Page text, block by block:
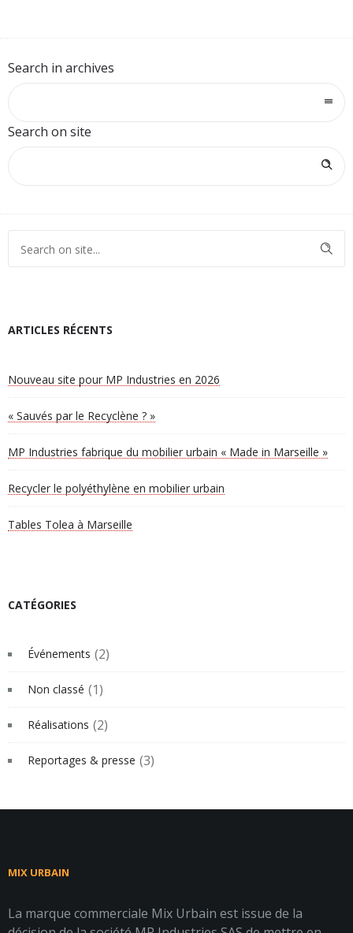
Search in archives
Search on site
ARTICLES RÉCENTS
Nouveau site pour MP Industries en 2026
« Sauvés par le Recyclène ? »
MP Industries fabrique du mobilier urbain « Made in Marseille »
Recycler le polyéthylène en mobilier urbain
Tables Tolea à Marseille
CATÉGORIES
Événements (2)
Non classé (1)
Réalisations (2)
Reportages & presse (3)
MIX URBAIN
La marque commerciale Mix Urbain est issue de la